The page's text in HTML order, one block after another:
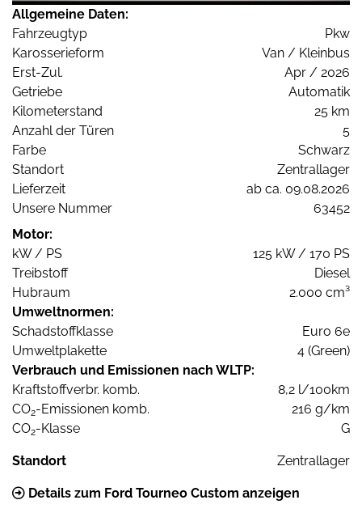
Allgemeine Daten:
Fahrzeugtyp
Pkw
Karosserieform
Van / Kleinbus
Erst-Zul.
Apr / 2026
Getriebe
Automatik
Kilometerstand
25 km
Anzahl der Türen
5
Farbe
Schwarz
Standort
Zentrallager
Lieferzeit
ab ca. 09.08.2026
Unsere Nummer
63452
Motor:
kW / PS
125 kW / 170 PS
Treibstoff
Diesel
Hubraum
2.000 cm³
Umweltnormen:
Schadstoffklasse
Euro 6e
Umweltplakette
4 (Green)
Verbrauch und Emissionen nach WLTP:
Kraftstoffverbr. komb.
8,2 l/100km
CO2-Emissionen komb.
216 g/km
CO2-Klasse G
Standort Zentrallager
Details zum Ford Tourneo Custom anzeigen